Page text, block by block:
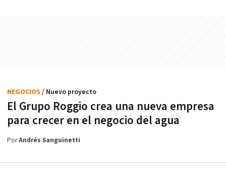
El Grupo Roggio crea una nueva empresa
para crecer en el negocio del agua
NEGOCIOS / Nuevo proyecto
PorAndrés Sanguinetti